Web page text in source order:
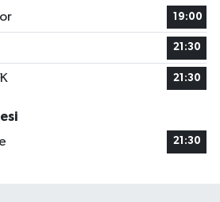
19:00
21:30
21:30
21:30